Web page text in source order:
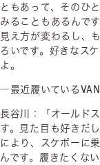
ともあって、そのひ
みることもあるんで
見え方が変わるし、
ろいです。好きなス
よ。
―最近履いている
長谷川：「オールド
す。見た目も好きだ
により、スケボーに
んです。履きたくな